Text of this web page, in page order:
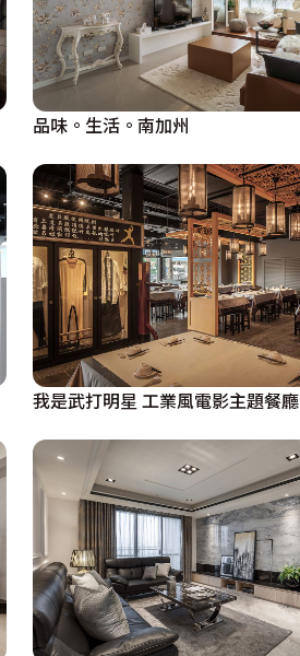
品味。生活。南加州
我是武打明星 工業風電影主題餐廳